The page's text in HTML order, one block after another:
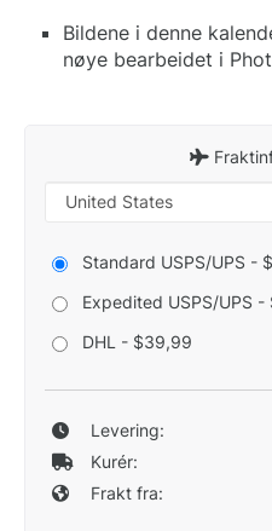
Bildene i denne
nøye bearbeidet i
Standard USPS/UPS -
Expedited USPS/UPS -
DHL - $39,99
Levering:
Kurér:
Frakt fra: